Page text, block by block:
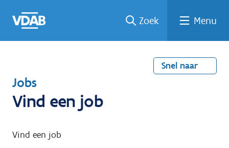
naar
een
een
job
naar
Zoek Menu
Snel naar
T
e
u
Jobs
Vind een job
Vind een job